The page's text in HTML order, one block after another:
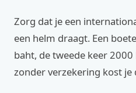
Zorg dat je een
een helm draagt. Een
baht, de tweede keer
zonder verzekering kost je